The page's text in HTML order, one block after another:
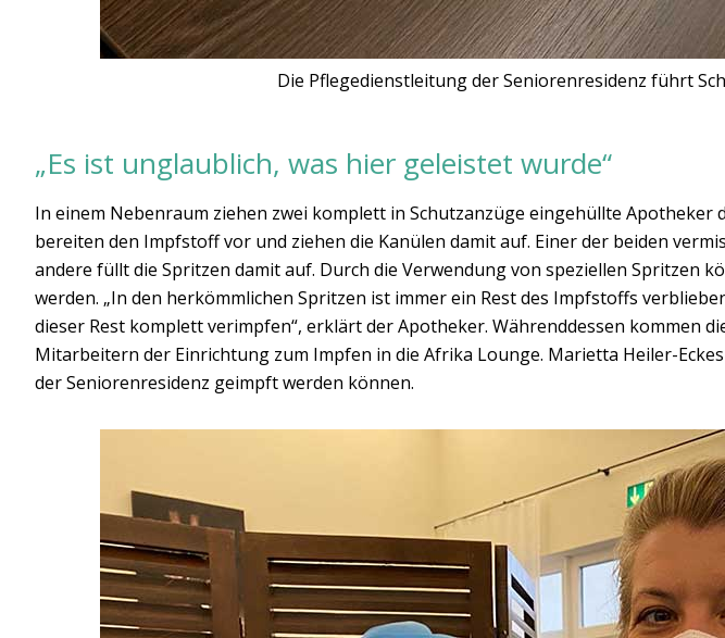
Die Pflegedienstleitung der Seniorenresidenz führt
„Es ist unglaublich, was hier geleistet wurde“
In einem Nebenraum ziehen zwei komplett in Schutzanzüge eingehüllte
bereiten den Impfstoff vor und ziehen die Kanülen damit auf. Einer der beiden
andere füllt die Spritzen damit auf. Durch die Verwendung von speziellen Spritzen
werden. „In den herkömmlichen Spritzen ist immer ein Rest des Impfstoffs
dieser Rest komplett verimpfen“, erklärt der Apotheker. Währenddessen kommen
Mitarbeitern der Einrichtung zum Impfen in die Afrika Lounge. Marietta Heiler-
der Seniorenresidenz geimpft werden können.